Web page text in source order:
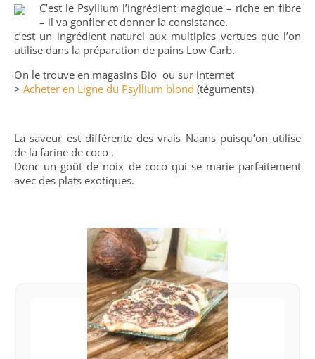
C’est le Psyllium l’ingrédient magique – riche en fibre
– il va gonfler et donner la consistance.
c’est un ingrédient naturel aux multiples vertues que l’on
utilise dans la préparation de pains Low Carb.
On le trouve en magasins Bio ou sur internet
> Acheter en Ligne du Psyllium blond (téguments)
La saveur est différente des vrais Naans puisqu’on utilise
de la farine de coco .
Donc un goût de noix de coco qui se marie parfaitement
avec des plats exotiques.